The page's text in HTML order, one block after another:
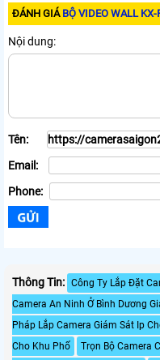
ĐÁNH GIÁ BỘ VIDEO WALL
Nội dung:
Tên:
Email:
Phone:
Thông Tin: Công Ty Lắp Đặt
Camera An Ninh Ở Bình Dương
Pháp Lắp Camera Giám Sát Ip
Cho Khu Phố
Trọn Bộ Camera